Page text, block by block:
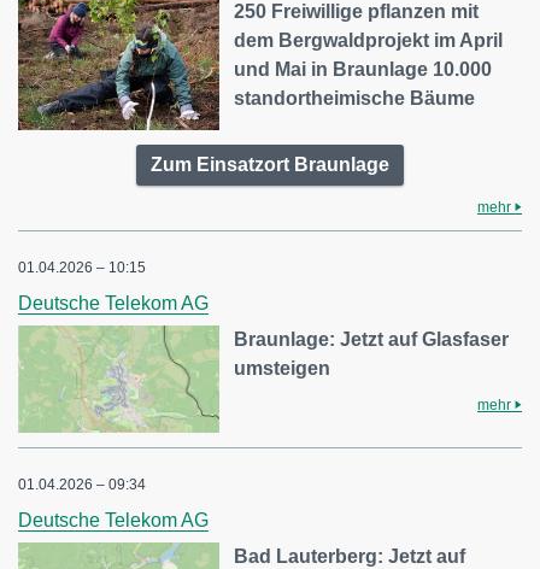
250 Freiwillige pflanzen mit
dem Bergwaldprojekt im April
und Mai in Braunlage 10.000
standortheimische Bäume
Zum Einsatzort Braunlage
mehr
01.04.2026 – 10:15
Deutsche Telekom AG
Braunlage: Jetzt auf Glasfaser
umsteigen
mehr
01.04.2026 – 09:34
Deutsche Telekom AG
Bad Lauterberg: Jetzt auf